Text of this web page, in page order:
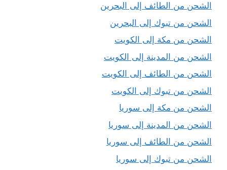
الشحن من الطائف إلى البحرين
الشحن من تبوك إلى البحرين
الشحن من مكة إلى الكويت
الشحن من المدينة إلى الكويت
الشحن من الطائف إلى الكويت
الشحن من تبوك إلى الكويت
الشحن من مكة إلى سوريا
الشحن من المدينة إلى سوريا
الشحن من الطائف إلى سوريا
الشحن من تبوك إلى سوريا